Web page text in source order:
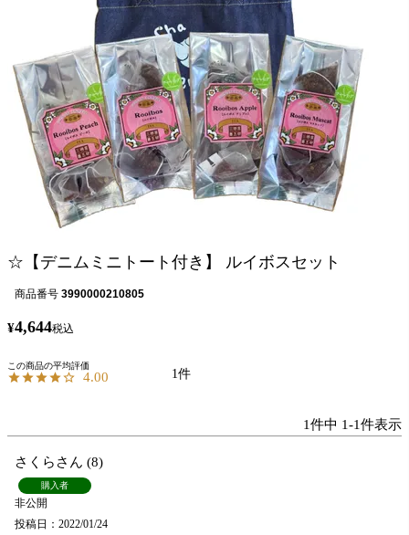
☆【デニムミニトート付き】 ルイボスセット
商品番号 3990000210805
¥4,644税込
4.00 1
1件中 1-1件表示
さくら 8
購入者
非公開
投稿日
2022/01/24